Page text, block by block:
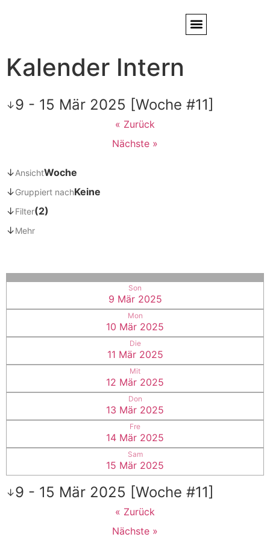
Kalender Intern
↓9 - 15 Mär 2025 [Woche #11]
« Zurück
Nächste »
↓AnsichtWoche
↓Gruppiert nachKeine
↓Filter(2)
↓Mehr
Son
9 Mär 2025
Mon
10 Mär 2025
Die
11 Mär 2025
Mit
12 Mär 2025
Don
13 Mär 2025
Fre
14 Mär 2025
Sam
15 Mär 2025
↓9 - 15 Mär 2025 [Woche #11]
« Zurück
Nächste »